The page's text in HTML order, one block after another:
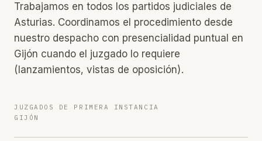
Trabajamos en todos los partidos judiciales de
Asturias. Coordinamos el procedimiento desde
nuestro despacho con presencialidad puntual en
Gijón cuando el juzgado lo requiere
(lanzamientos, vistas de oposición).
JUZGADOS DE PRIMERA INSTANCIA
GIJÓN